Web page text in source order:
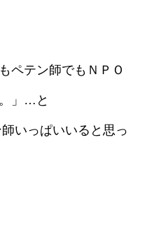
ペテン師でもＮＰＯ
」…と
いっぱいいると思っ